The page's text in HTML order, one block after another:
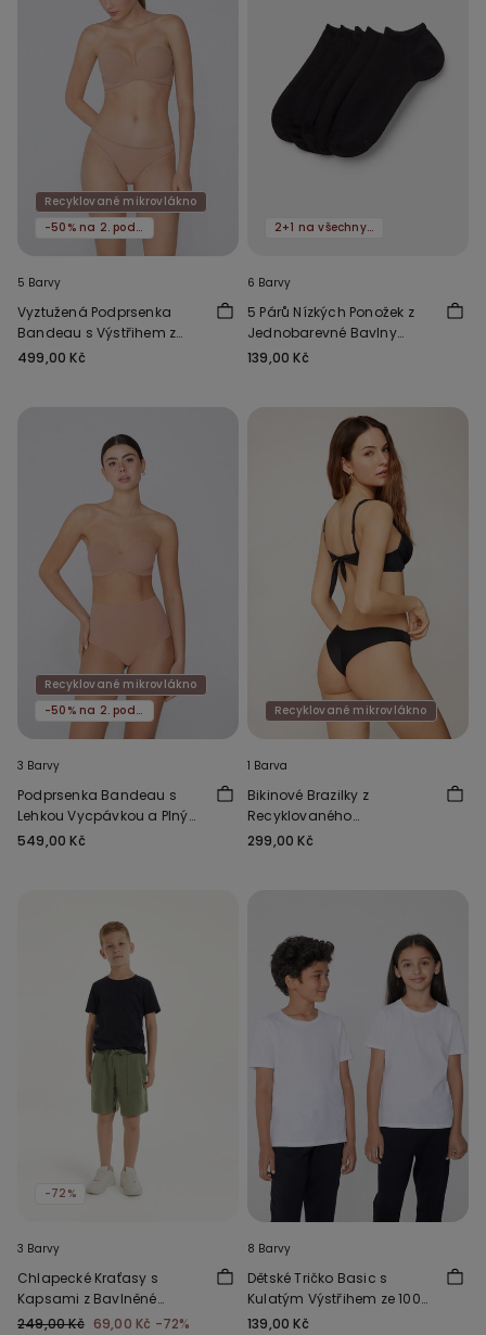
Recyklované mikrovlákno
-50% na 2. podprsenku
5 Barvy
Vyztužená Podprsenka
Bandeau s Výstřihem z
Recyklovaného
499,00 Kč
2+1 na všechny ponožky
6 Barvy
5 Párů Nízkých Ponožek z
Jednobarevné Bavlny
Unisex
139,00 Kč
Recyklované mikrovlákno
-50% na 2. podprsenku
3 Barvy
Podprsenka Bandeau s
Lehkou Vycpávkou a Plným
Krytím z Recyklovaného
549,00 Kč
Recyklované mikrovlákno
1 Barva
Bikinové Brazilky z
Recyklovaného
Mikrovlákna
299,00 Kč
-72%
3 Barvy
Chlapecké Kraťasy s
Kapsami z Bavlněné
Teplákoviny
249,00 Kč 69,00 Kč -72%
8 Barvy
Dětské Tričko Basic s
Kulatým Výstřihem ze 100%
Bavlny Unisex
139,00 Kč